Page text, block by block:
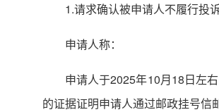
1.请求确认被申请人不履行投
申请人称：
申请人于2025年10月18日左
的证据证明申请人通过邮政挂号